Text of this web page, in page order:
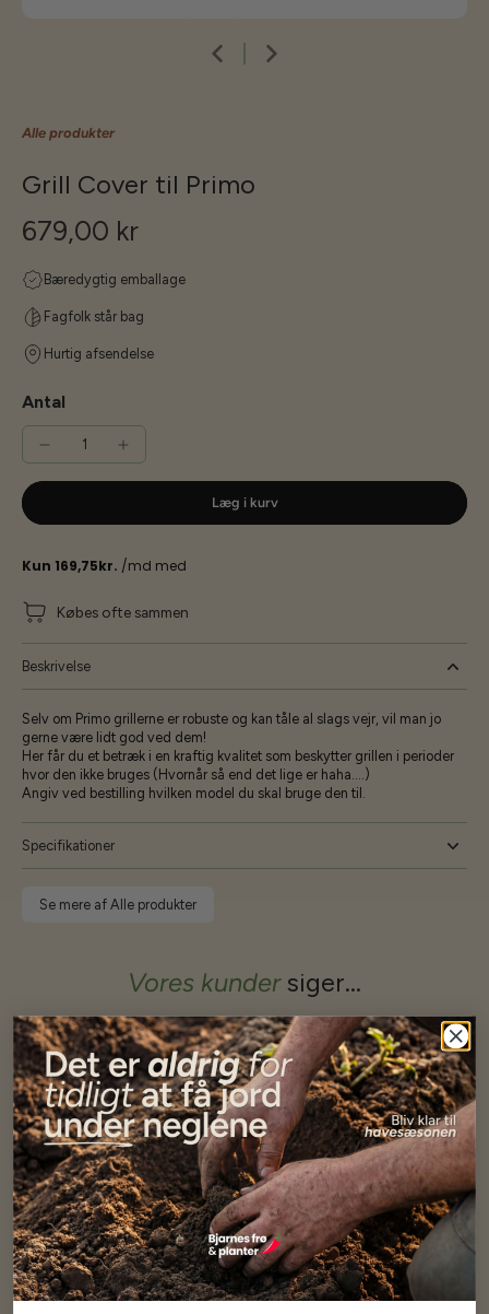
Alle produkter
Grill Cover til Primo
679,00 kr
Bæredygtig emballage
Fagfolk står bag
Hurtig afsendelse
Antal
Læg i kurv
Købes ofte sammen
Beskrivelse
Selv om Primo grillerne er robuste og kan tåle al slags vejr, vil man jo
gerne være lidt god ved dem!
Her får du et betræk i en kraftig kvalitet som beskytter grillen i perioder
hvor den ikke bruges (Hvornår så end det lige er haha....)
Angiv ved bestilling hvilken model du skal bruge den til.
Specifikationer
Se mere af Alle produkter
Vores kundersiger...
Har altid kun mødt god vejledning og hjælp fra Barney (Bjarne)
Har lige i går modtaget de fineste asparges kroner med posten
wauw en god kvalitet og størrelse.
Som skrevet før når jeg har skrevet med Bjarne har jeg altid mødt
venlighed og god service.
Jeg vil klart anbefale andre at købe her fra
Karsten Larsen